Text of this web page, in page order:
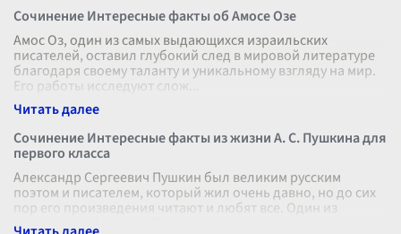
Сочинение Интересные факты об Амосе Озе
Амос Оз, один из самых выдающихся израильских
писателей, оставил глубокий след в мировой литературе
благодаря своему таланту и уникальному взгляду на мир.
Его работы исследуют слож
Сочинение Интересные факты из жизни А. С. Пушкина для
первого класса
Александр Сергеевич Пушкин был великим русским
поэтом и писателем, который жил очень давно, но до сих
пор его произведения читают и любят все. Один из
интересных фактов о Пушкине —